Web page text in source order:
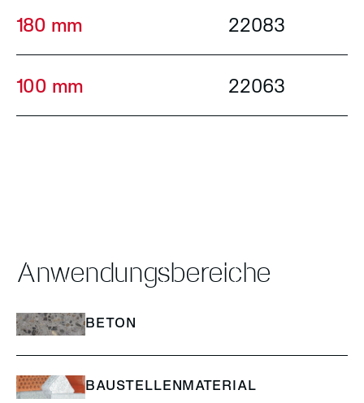
180 mm 22083
100 mm 22063
Anwendungsbereiche
BETON
BAUSTELLENMATERIAL